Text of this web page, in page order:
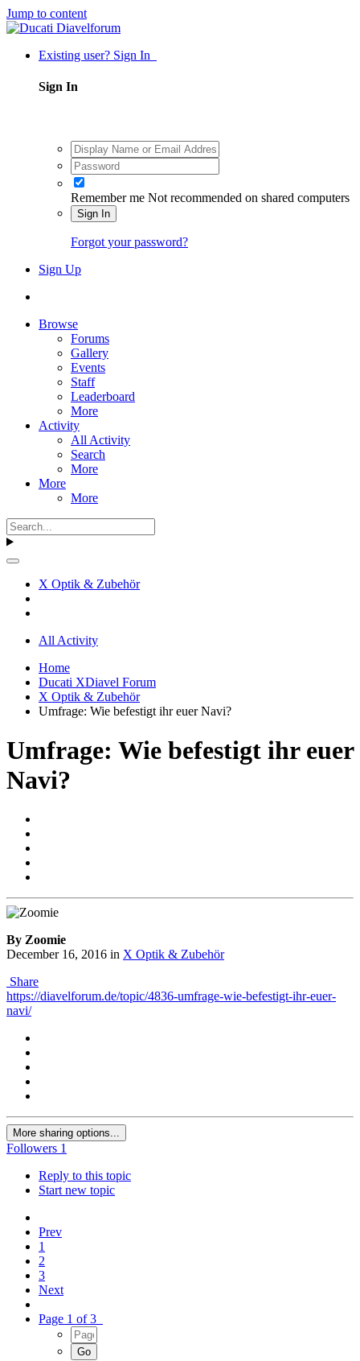
Jump to content
Existing user? Sign In
Sign In
Remember me Not recommended on shared computers
Sign In
Forgot your password?
Sign Up
Browse
Forums
Gallery
Events
Staff
Leaderboard
More
Activity
All Activity
Search
More
More
More
X Optik & Zubehör
All Activity
Home
Ducati XDiavel Forum
X Optik & Zubehör
Umfrage: Wie befestigt ihr euer Navi?
Umfrage: Wie befestigt ihr euer
Navi?
By Zoomie
December 16, 2016 in X Optik & Zubehör
Share
https://diavelforum.de/topic/4836-umfrage-wie-befestigt-ihr-euer-
navi/
More sharing options...
Followers 1
Reply to this topic
Start new topic
Prev
1
2
3
Next
Page 1 of 3